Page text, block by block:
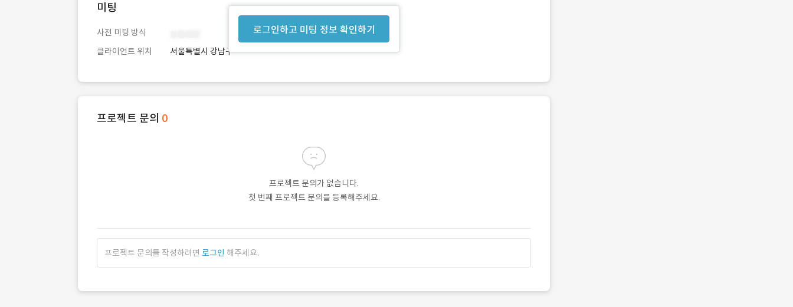
로그인하고 미팅 정보 확인하기
미팅
사전 미팅 방식
클라이언트 위치
서울특별시 강남구
프로젝트 문의 0
프로젝트 문의가 없습니다.
첫 번째 프로젝트 문의를 등록해주세요.
프로젝트 문의를 작성하려면 로그인 해주세요.